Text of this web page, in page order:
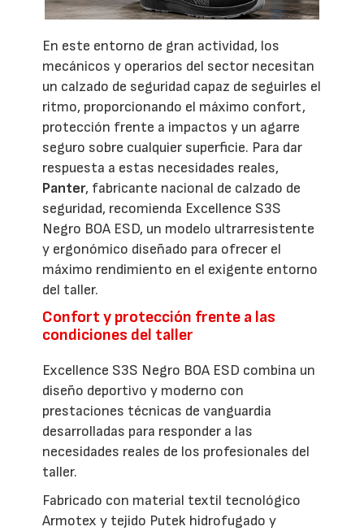
En este entorno de gran actividad, los
mecánicos y operarios del sector necesitan
un calzado de seguridad capaz de seguirles el
ritmo, proporcionando el máximo confort,
protección frente a impactos y un agarre
seguro sobre cualquier superficie. Para dar
respuesta a estas necesidades reales,
Panter, fabricante nacional de calzado de
seguridad, recomienda Excellence S3S
Negro BOA ESD, un modelo ultrarresistente
y ergonómico diseñado para ofrecer el
máximo rendimiento en el exigente entorno
del taller.
Confort y protección frente a las
condiciones del taller
Excellence S3S Negro BOA ESD combina un
diseño deportivo y moderno con
prestaciones técnicas de vanguardia
desarrolladas para responder a las
necesidades reales de los profesionales del
taller.
Fabricado con material textil tecnológico
Armotex y tejido Putek hidrofugado y